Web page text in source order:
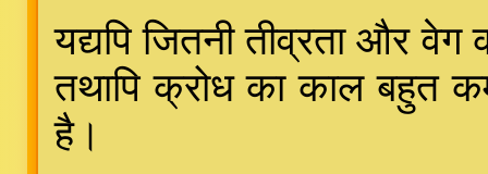
यद्यपि जितनी तीव्रता और
तथापि क्रोध का काल बहुत
है।